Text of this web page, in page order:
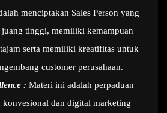
menciptakan Sales Person yang
juang tinggi, memiliki kemampuan
serta memiliki kreatifitas untuk
customer perusahaan.
: Materi ini adalah perpaduan
konvesional dan digital marketing